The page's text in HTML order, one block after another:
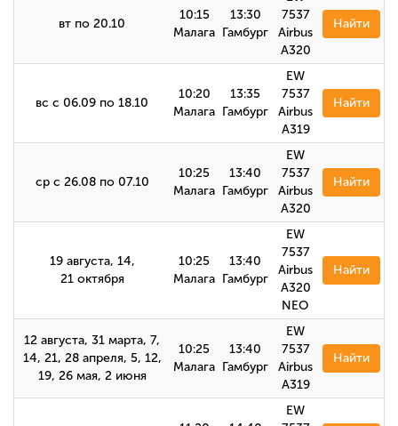
вт по 20.10
10:15
Малага
13:30
Гамбург
7537
Airbus
A320
Найти
вс с 06.09 по 18.10
10:20
Малага
13:35
Гамбург
EW
7537
Airbus
A319
Найти
ср с 26.08 по 07.10
10:25
Малага
13:40
Гамбург
EW
7537
Airbus
А320
Найти
19 августа, 14,
21 октября
10:25
Малага
13:40
Гамбург
EW
7537
Airbus
A320
NEO
Найти
12 августа, 31 марта, 7,
14, 21, 28 апреля, 5, 12,
19, 26 мая, 2 июня
10:25
Малага
13:40
Гамбург
EW
7537
Airbus
A319
Найти
EW